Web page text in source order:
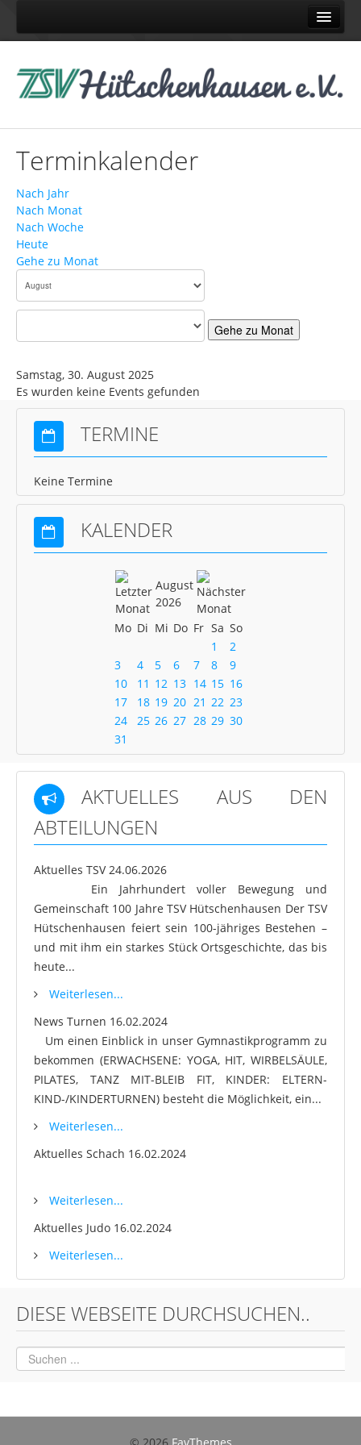
Home
Abteilungen
Judo
Karate
Pétanque
Tennis
Turnen
Volleyball
News
News Schach
News Pétanque
News Turnen
News Gastronomie
Mitgliedschaft
Kontakt
Terminkalender
Nach Jahr
Nach Monat
Nach Woche
Heute
Gehe zu Monat
Gehe zu Monat
Samstag, 30. August 2025
Es wurden keine Events gefunden
TERMINE
Keine Termine
KALENDER
August
2026
Mo Di Mi Do Fr Sa So
1
2
3
4 5 6 7 8
9
10
11 12 13 14 15 16
17
18 19 20 21 22 23
24
25 26 27 28 29 30
31
AKTUELLES AUS DEN
ABTEILUNGEN
Aktuelles TSV 24.06.2026
Ein Jahrhundert voller Bewegung und
Gemeinschaft 100 Jahre TSV Hütschenhausen Der TSV
Hütschenhausen feiert sein 100-jähriges Bestehen –
und mit ihm ein starkes Stück Ortsgeschichte, das bis
heute...
Weiterlesen...
News Turnen 16.02.2024
Um einen Einblick in unser Gymnastikprogramm zu
bekommen (ERWACHSENE: YOGA, HIT, WIRBELSÄULE,
PILATES, TANZ MIT-BLEIB FIT, KINDER: ELTERN-
KIND-/KINDERTURNEN) besteht die Möglichkeit, ein...
Weiterlesen...
Aktuelles Schach 16.02.2024
Weiterlesen...
Aktuelles Judo 16.02.2024
Weiterlesen...
DIESE WEBSEITE DURCHSUCHEN..